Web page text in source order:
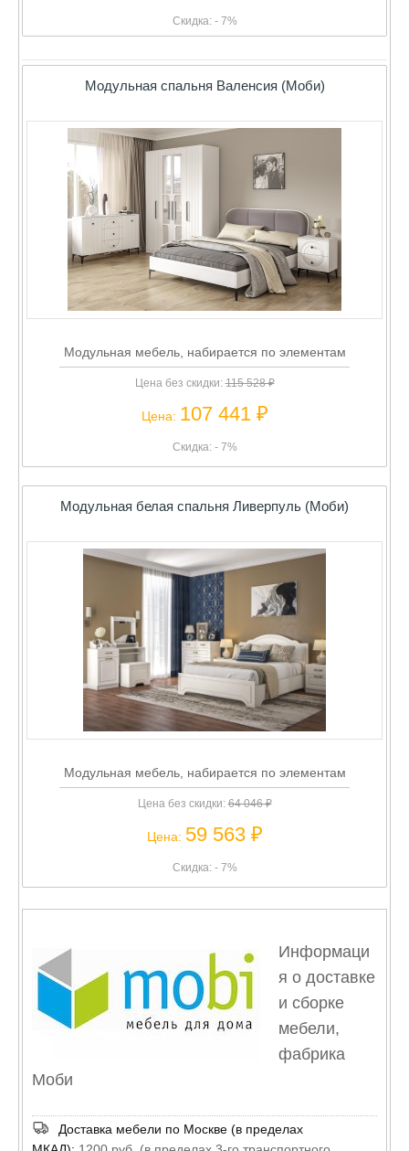
Скидка: - 7%
Модульная спальня Валенсия (Моби)
Модульная мебель, набирается по элементам
Цена без скидки:115 528 ₽
Цена: 107 441 ₽
Скидка: - 7%
Модульная белая спальня Ливерпуль (Моби)
Модульная мебель, набирается по элементам
Цена без скидки:64 046 ₽
Цена: 59 563 ₽
Скидка: - 7%
Информаци
я о доставке
и сборке
мебели,
фабрика
Моби
Доставка мебели по Москве (в пределах